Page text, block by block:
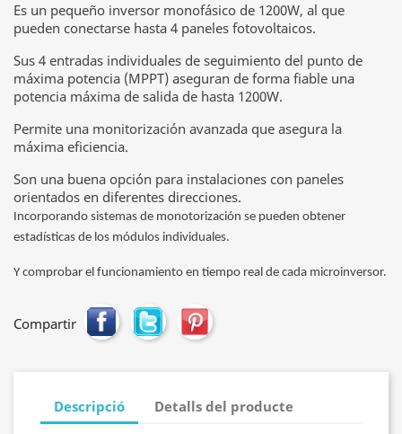
Es un pequeño inversor monofásico de 1200W, al que
pueden conectarse hasta 4 paneles fotovoltaicos.
Sus 4 entradas individuales de seguimiento del punto de
máxima potencia (MPPT) aseguran de forma fiable una
potencia máxima de salida de hasta 1200W.
Permite una monitorización avanzada que asegura la
máxima eficiencia.
Son una buena opción para instalaciones con paneles
orientados en diferentes direcciones.
Incorporando sistemas de monotorización se pueden obtener
estadísticas de los módulos individuales.
Y comprobar el funcionamiento en tiempo real de cada microinversor.
Compartir
Descripció Detalls del producte